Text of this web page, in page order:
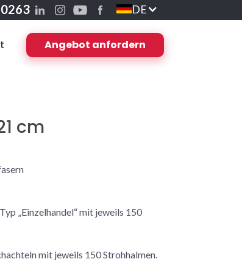
DE
Angebot anfordern
cm
„Einzelhandel“ mit jeweils 150
mit jeweils 150 Strohhalmen.